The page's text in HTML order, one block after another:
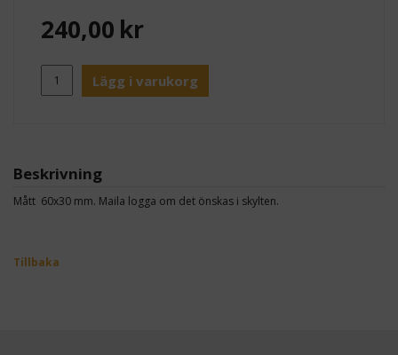
240,00 kr
Lägg i varukorg
Beskrivning
Mått 60x30 mm. Maila logga om det önskas i skylten.
Tillbaka